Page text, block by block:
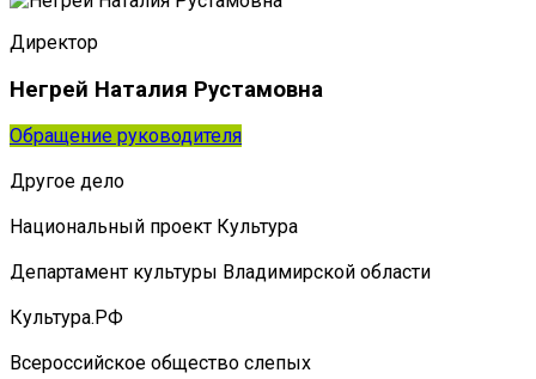
Директор
Негрей Наталия Рустамовна
Обращение руководителя
Другое дело
Национальный проект Культура
Департамент культуры Владимирской области
Культура.РФ
Всероссийское общество слепых